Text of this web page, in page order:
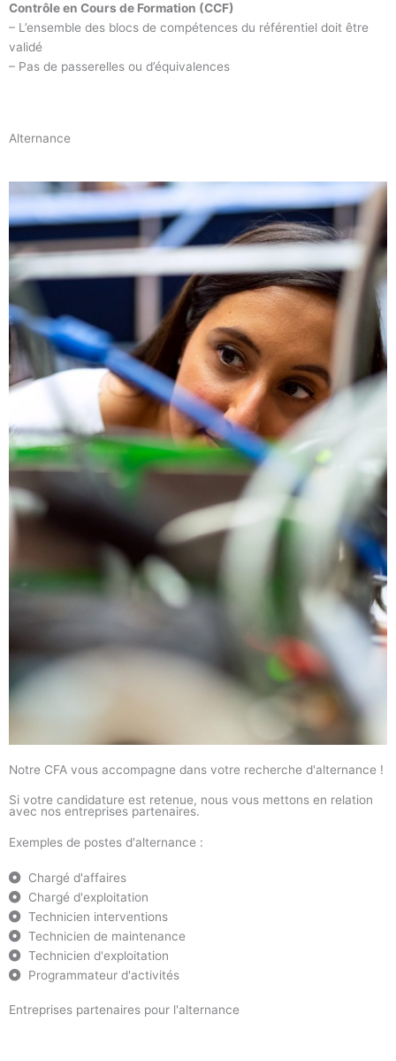
Contrôle en Cours de Formation (CCF)
– L’ensemble des blocs de compétences du référentiel doit être
validé
– Pas de passerelles ou d’équivalences
Alternance
Notre CFA vous accompagne dans votre recherche d'alternance !
Si votre candidature est retenue, nous vous mettons en relation
avec nos entreprises partenaires.
Exemples de postes d'alternance :
Chargé d'affaires
Chargé d'exploitation
Technicien interventions
Technicien de maintenance
Technicien d'exploitation
Programmateur d'activités
Entreprises partenaires pour l'alternance